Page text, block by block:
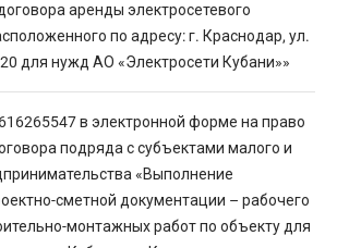
аренды электросетевого
по адресу: г. Краснодар, ул.
для нужд АО «Электросети Кубани»»
в электронной форме на право
подряда с субъектами малого и
«Выполнение
сметной документации – рабочего
монтажных работ по объекту для